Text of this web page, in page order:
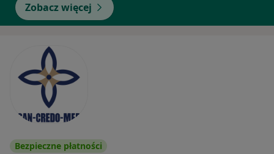
Zobacz więcej
Bezpieczne płatności